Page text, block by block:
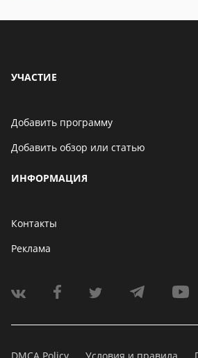
УЧАСТИЕ
Добавить программу
Добавить обзор или статью
ИНФОРМАЦИЯ
Контакты
Реклама